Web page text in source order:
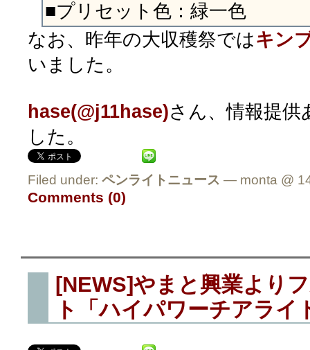
■プリセット色：緑一色
なお、昨年の大収穫祭ではキン
いました。
hase(@j11hase)さん、情報提
した。
Filed under: ペンライトニュース — monta @
Comments (0)
[NEWS]やまと興業より
ト「ハイパワーチアライ